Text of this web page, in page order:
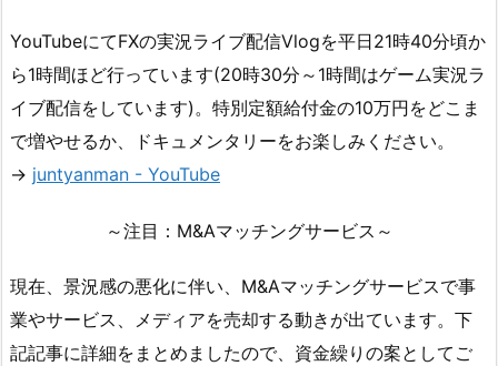
YouTubeにてFXの実況ライブ配信Vlogを平日21時40分頃か
ら1時間ほど行っています(20時30分～1時間はゲーム実況ラ
イブ配信をしています)。特別定額給付金の10万円をどこま
で増やせるか、ドキュメンタリーをお楽しみください。
→ juntyanman - YouTube
～注目：M&Aマッチングサービス～
現在、景況感の悪化に伴い、M&Aマッチングサービスで事
業やサービス、メディアを売却する動きが出ています。下
記記事に詳細をまとめましたので、資金繰りの案としてご